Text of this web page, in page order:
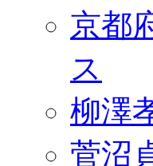
京都
ス
柳澤
菅沼